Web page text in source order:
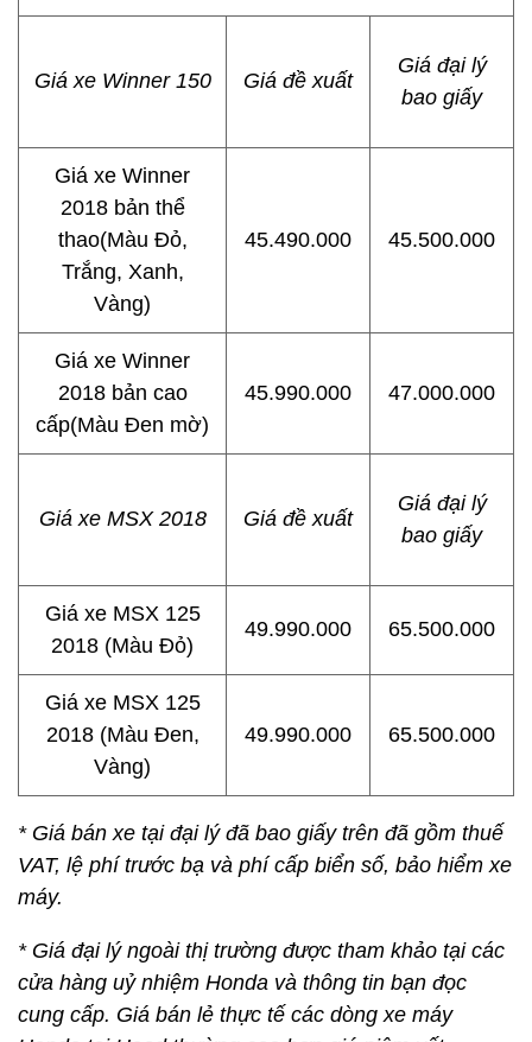
Giá xe Winner 150 Giá đề xuất
Giá đại lý
bao giấy
Giá xe Winner
2018 bản thể
thao(Màu Đỏ,
Trắng, Xanh,
Vàng)
45.490.000 45.500.000
Giá xe Winner
2018 bản cao
cấp(Màu Đen mờ)
45.990.000 47.000.000
Giá xe MSX 2018 Giá đề xuất
Giá đại lý
bao giấy
Giá xe MSX 125
2018 (Màu Đỏ)
49.990.000 65.500.000
Giá xe MSX 125
2018 (Màu Đen,
Vàng)
49.990.000 65.500.000
* Giá bán xe tại đại lý đã bao giấy trên đã gồm thuế
VAT, lệ phí trước bạ và phí cấp biển số, bảo hiểm xe
máy.
* Giá đại lý ngoài thị trường được tham khảo tại các
cửa hàng uỷ nhiệm Honda và thông tin bạn đọc
cung cấp. Giá bán lẻ thực tế các dòng xe máy